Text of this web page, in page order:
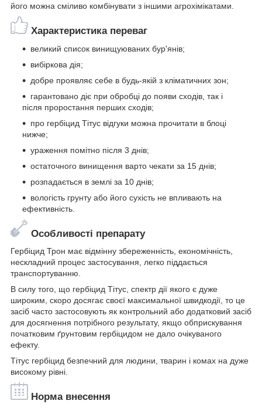
його можна сміливо комбінувати з іншими агрохімікатами.
Характеристика переваг
великий список винищуюваних бур'янів;
вибіркова дія;
добре проявляє себе в будь-якій з кліматичних зон;
гарантовано діє при обробці до появи сходів, так і
після проростання перших сходів;
про гербіцид Тітус відгуки можна прочитати в блоці
нижче;
ураження помітно після 3 днів;
остаточного винищення варто чекати за 15 днів;
розпадається в землі за 10 днів;
вологість грунту або його сухість не впливають на
ефективність.
Особливості препарату
Гербіцид Трон має відмінну збереженність, економічність,
нескладний процес застосування, легко піддається
транспортуванню.
В силу того, що гербіцид Тітус, спектр дії якого є дуже
широким, скоро досягає своєї максимальної швидкодії, то це
засіб часто застосовують як контрольний або додатковий засіб
для досягнення потрібного результату, якщо обприскування
початковим ґрунтовим гербіцидом не дало очікуваного
ефекту.
Тітус гербіцид безпечний для людини, тварин і комах на дуже
високому рівні.
Норма внесення